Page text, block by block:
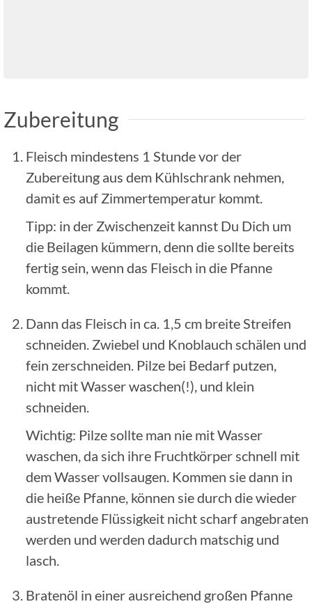
Zubereitung
Fleisch mindestens 1 Stunde vor der
Zubereitung aus dem Kühlschrank nehmen,
damit es auf Zimmertemperatur kommt.
Tipp: in der Zwischenzeit kannst Du Dich um
die Beilagen kümmern, denn die sollte bereits
fertig sein, wenn das Fleisch in die Pfanne
kommt.
Dann das Fleisch in ca. 1,5 cm breite Streifen
schneiden. Zwiebel und Knoblauch schälen und
fein zerschneiden. Pilze bei Bedarf putzen,
nicht mit Wasser waschen(!), und klein
schneiden.
Wichtig: Pilze sollte man nie mit Wasser
waschen, da sich ihre Fruchtkörper schnell mit
dem Wasser vollsaugen. Kommen sie dann in
die heiße Pfanne, können sie durch die wieder
austretende Flüssigkeit nicht scharf angebraten
werden und werden dadurch matschig und
lasch.
Bratenöl in einer ausreichend großen Pfanne